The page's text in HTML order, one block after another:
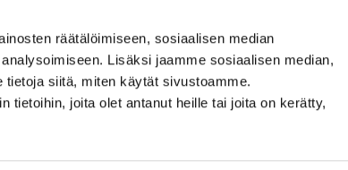
räätälöimiseen, sosiaalisen median
Lisäksi jaamme sosiaalisen median,
siitä, miten käytät sivustoamme.
tietoihin, joita olet antanut heille tai joita on kerätty,
yhteystiedot
Teatterin historiaa
Tapahtumia